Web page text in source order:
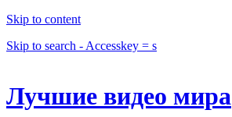
Skip to content
Skip to search - Accesskey = s
Лучшие видео мира